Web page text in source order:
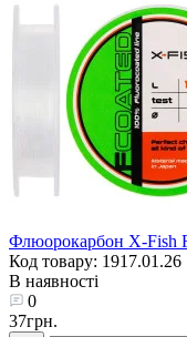
Флюорокарбон X-Fish
Код товару: 1917.01.26
В наявності
0
37грн.